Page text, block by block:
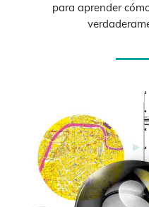
para aprender